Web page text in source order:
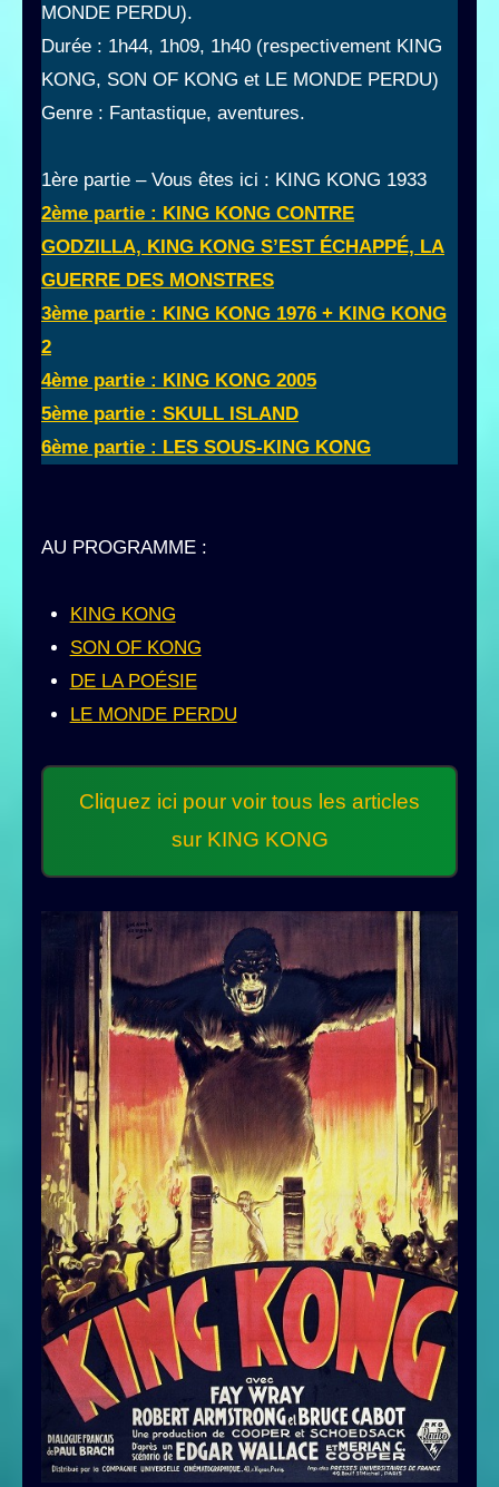
MONDE PERDU).
Durée : 1h44, 1h09, 1h40 (respectivement KING
KONG, SON OF KONG et LE MONDE PERDU)
Genre : Fantastique, aventures.
1ère partie – Vous êtes ici : KING KONG 1933
2ème partie : KING KONG CONTRE
GODZILLA, KING KONG S’EST ÉCHAPPÉ, LA
GUERRE DES MONSTRES
3ème partie : KING KONG 1976 + KING KONG
2
4ème partie : KING KONG 2005
5ème partie : SKULL ISLAND
6ème partie : LES SOUS-KING KONG
AU PROGRAMME :
KING KONG
SON OF KONG
DE LA POÉSIE
LE MONDE PERDU
Cliquez ici pour voir tous les articles
sur KING KONG